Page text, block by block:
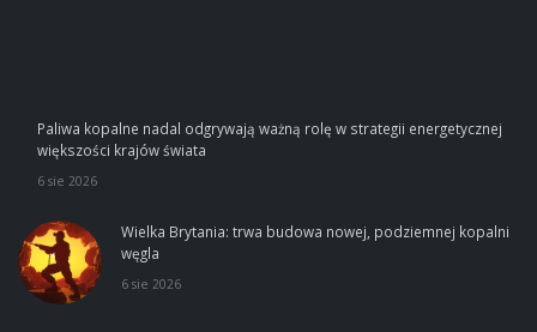
Paliwa kopalne nadal odgrywają ważną rolę w strategii energetycznej
większości krajów świata
6 sie 2026
Wielka Brytania: trwa budowa nowej, podziemnej kopalni
węgla
6 sie 2026